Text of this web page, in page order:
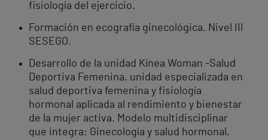
fisiología del ejercicio.
Formación en ecografía ginecológica. Nivel III
SESEGO.
Desarrollo de la unidad Kínea Woman -Salud
Deportiva Femenina, unidad especializada en
salud deportiva femenina y fisiología
hormonal aplicada al rendimiento y bienestar
de la mujer activa. Modelo multidisciplinar
que integra: Ginecología y salud hormonal,